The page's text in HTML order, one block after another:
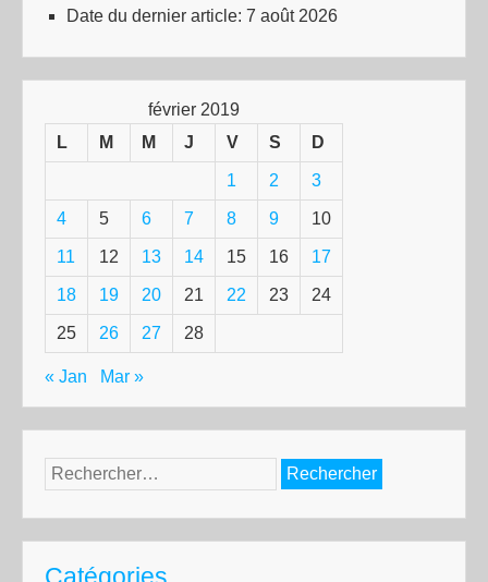
Date du dernier article: 7 août 2026
février 2019
L
M M J V S D
1 2 3
4 5 6 7 8 9 10
11 12 13 14 15 16 17
18 19 20 21 22 23 24
25 26 27 28
« Jan Mar »
Rechercher :